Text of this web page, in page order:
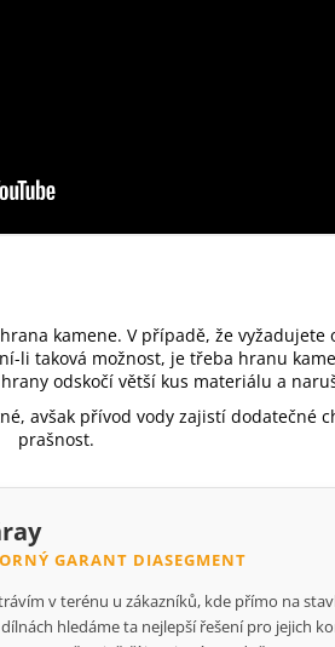
kamene. V případě, že
li taková možnost, je třeba hranu
odskočí větší kus materiálu a
avšak přívod vody zajistí dodatečné
prašnost.
GARANT DIASEGMENT
v terénu u zákazníků, kde přímo na
hledáme ta nejlepší řešení pro jejich